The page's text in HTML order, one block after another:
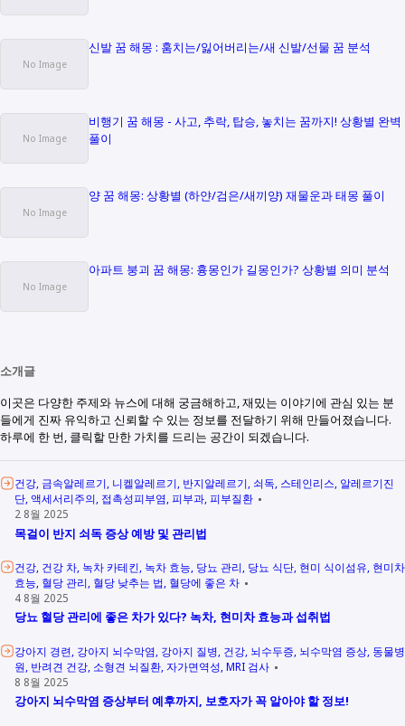
신발 꿈 해몽 : 훔치는/잃어버리는/새 신발/선물 꿈 분석
비행기 꿈 해몽 - 사고, 추락, 탑승, 놓치는 꿈까지! 상황별 완벽
풀이
양 꿈 해몽: 상황별 (하얀/검은/새끼양) 재물운과 태몽 풀이
아파트 붕괴 꿈 해몽: 흉몽인가 길몽인가? 상황별 의미 분석
소개글
이곳은 다양한 주제와 뉴스에 대해 궁금해하고, 재밌는 이야기에 관심 있는 분
들에게 진짜 유익하고 신뢰할 수 있는 정보를 전달하기 위해 만들어졌습니다.
하루에 한 번, 클릭할 만한 가치를 드리는 공간이 되겠습니다.
건강 금속알레르기 니켈알레르기 반지알레르기 쇠독 스테인리스 알레르기진
단 액세서리주의 접촉성피부염 피부과 피부질환
2 8월 2025
목걸이 반지 쇠독 증상 예방 및 관리법
건강 건강 차 녹차 카테킨 녹차 효능 당뇨 관리 당뇨 식단 현미 식이섬유 현미차
효능 혈당 관리 혈당 낮추는 법 혈당에 좋은 차
4 8월 2025
당뇨 혈당 관리에 좋은 차가 있다? 녹차, 현미차 효능과 섭취법
강아지 경련 강아지 뇌수막염 강아지 질병 건강 뇌수두증 뇌수막염 증상 동물병
원 반려견 건강 소형견 뇌질환 자가면역성 MRI 검사
8 8월 2025
강아지 뇌수막염 증상부터 예후까지, 보호자가 꼭 알아야 할 정보!